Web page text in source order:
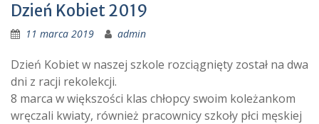
Dzień Kobiet 2019
11 marca 2019 admin
Dzień Kobiet w naszej szkole rozciągnięty został na dwa
dni z racji rekolekcji.
8 marca w większości klas chłopcy swoim koleżankom
wręczali kwiaty, również pracownicy szkoły płci męskiej